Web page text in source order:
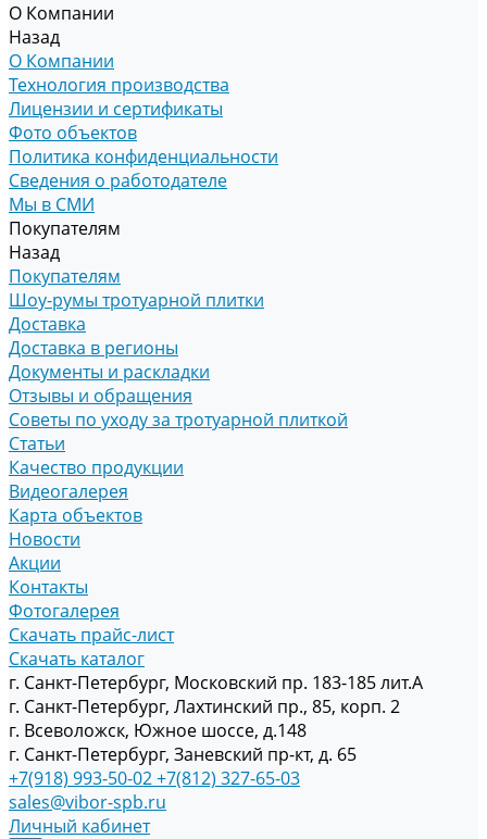
О Компании
Назад
О Компании
Технология производства
Лицензии и сертификаты
Фото объектов
Политика конфиденциальности
Сведения о работодателе
Мы в СМИ
Покупателям
Назад
Покупателям
Шоу-румы тротуарной плитки
Доставка
Доставка в регионы
Документы и раскладки
Отзывы и обращения
Советы по уходу за тротуарной плиткой
Статьи
Качество продукции
Видеогалерея
Карта объектов
Новости
Акции
Контакты
Фотогалерея
Скачать прайс-лист
Скачать каталог
г. Санкт-Петербург, Московский пр. 183-185 лит.А
г. Санкт-Петербург, Лахтинский пр., 85, корп. 2
г. Всеволожск, Южное шоссе, д.148
г. Санкт-Петербург, Заневский пр-кт, д. 65
+7(918) 993-50-02+7(812) 327-65-03
sales@vibor-spb.ru
Личный кабинет